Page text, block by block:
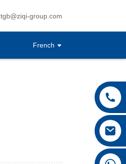
tgb@ziqi-group.com
French